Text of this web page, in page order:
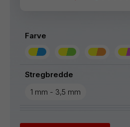
Farve
Stregbredde
1 mm - 3,5 mm